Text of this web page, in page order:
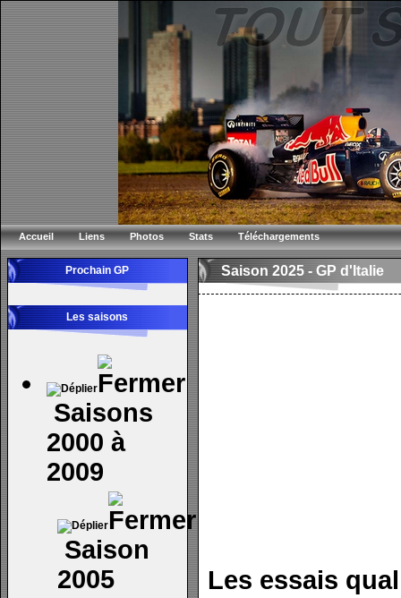
Accueil Liens Photos Stats Téléchargements
Prochain GP
Les saisons
Saisons
2000 à
2009
Saison
2005
Saison 2025 - GP d'Italie
Les essais